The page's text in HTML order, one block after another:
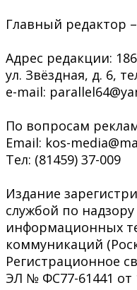
Главный редактор
Адрес редакции:
ул. Звёздная, д. 6,
e-mail:
По вопросам
Email: kos-
Тел: (81459) 37-009
Издание
службой по
информационных
коммуникаций
Регистрационное
ЭЛ № ФС77-61441 от